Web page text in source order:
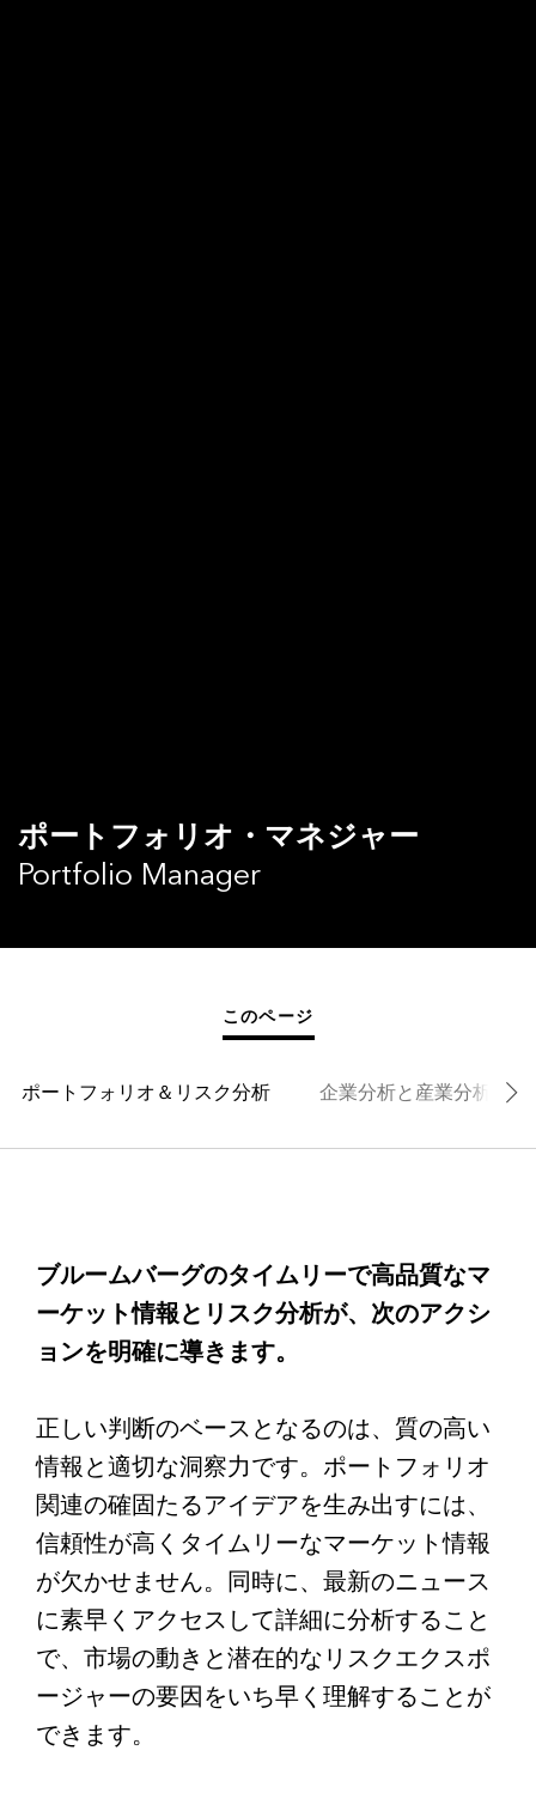
ポートフォリオ・マネジャー
Portfolio Manager
このページ
ポートフォリオ＆リスク分析 企業分析と産業分析
ブルームバーグのタイムリーで高品質なマ
ーケット情報とリスク分析が、次のアクシ
ョンを明確に導きます。
正しい判断のベースとなるのは、質の高い
情報と適切な洞察力です。ポートフォリオ
関連の確固たるアイデアを生み出すには、
信頼性が高くタイムリーなマーケット情報
が欠かせません。同時に、最新のニュース
に素早くアクセスして詳細に分析すること
で、市場の動きと潜在的なリスクエクスポ
ージャーの要因をいち早く理解することが
できます。